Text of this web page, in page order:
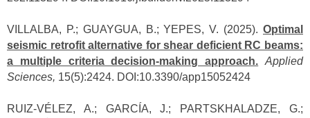
VILLALBA, P.; GUAYGUA, B.; YEPES, V. (2025). Optimal
seismic retrofit alternative for shear deficient RC beams:
a multiple criteria decision-making approach. Applied
Sciences, 15(5):2424. DOI:10.3390/app15052424
RUIZ-VÉLEZ, A.; GARCÍA, J.; PARTSKHALADZE, G.;